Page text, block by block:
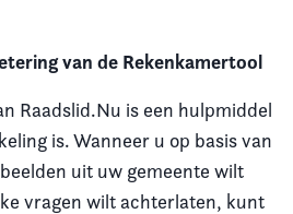
van de Rekenkamertool
Raadslid.Nu is een hulpmiddel
is. Wanneer u op basis van
uit uw gemeente wilt
vragen wilt achterlaten, kunt